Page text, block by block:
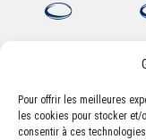
Pour offrir les meilleures
les cookies pour stocker
consentir à ces
84,